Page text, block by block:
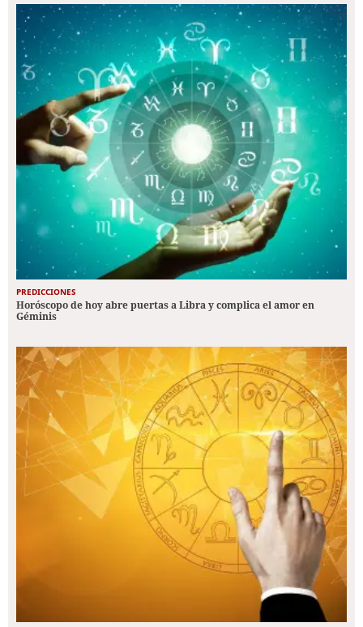
PREDICCIONES
Horóscopo de hoy abre puertas a Libra y complica el amor en
Géminis